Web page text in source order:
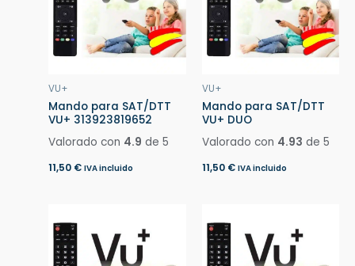
VU+
Mando para SAT/DTT
VU+ 313923819652
Valorado con 4.9 de 5
11,50 € IVA incluido
VU+
Mando para SAT/DTT
VU+ DUO
Valorado con 4.93 de 5
11,50 € IVA incluido